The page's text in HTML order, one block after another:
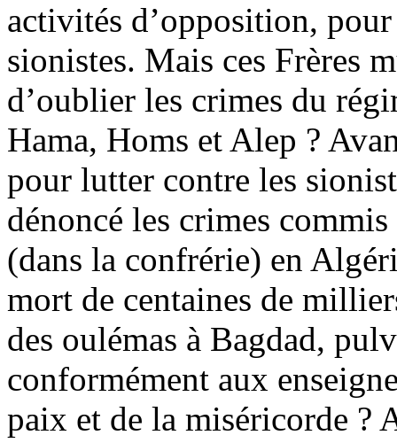
activités d’opposition,
sionistes. Mais ces Frères
d’oublier les crimes du
Hama, Homs et Alep ?
pour lutter contre les
dénoncé les crimes
(dans la confrérie) en
mort de centaines de
des oulémas à Bagdad,
conformément aux
paix et de la miséricorde ?